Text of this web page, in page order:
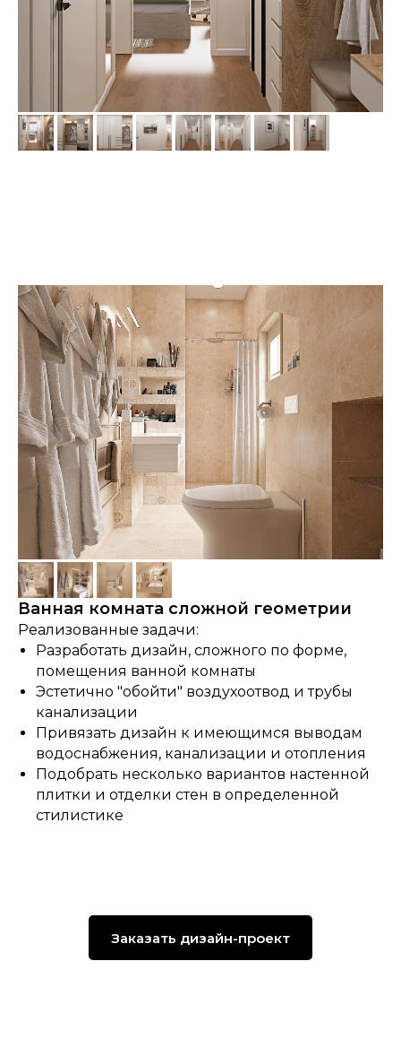
Ванная комната сложной геометрии
Реализованные задачи:
Разработать дизайн, сложного по форме,
помещения ванной комнаты
Эстетично "обойти" воздухоотвод и трубы
канализации
Привязать дизайн к имеющимся выводам
водоснабжения, канализации и отопления
Подобрать несколько вариантов настенной
плитки и отделки стен в определенной
стилистике
Заказать дизайн-проект